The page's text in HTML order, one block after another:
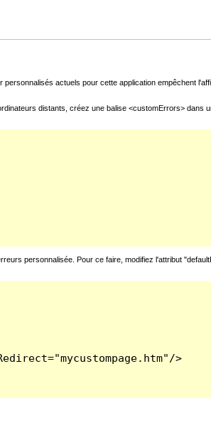
actuels pour cette application empêchent
distants, créez une balise <customErrors>
personnalisée. Pour ce faire, modifiez l'attribut
>